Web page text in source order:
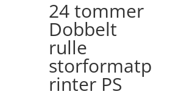
24 tommer
Dobbelt
rulle
storformatp
rinter PS